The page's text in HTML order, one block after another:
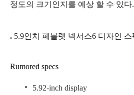
정도의 크기인지를 예상 할 수 있다.
. 5.9인치 페블렛 넥서스6 디자인
Rumored specs
5.92-inch display